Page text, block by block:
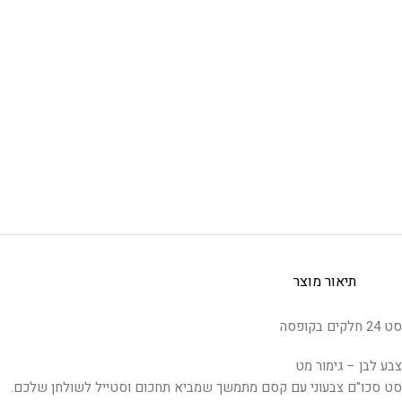
תיאור מוצר
סט 24 חלקים בקופסה
צבע לבן – גימור מט
סט סכו"ם צבעוני עם קסם מתמשך שמביא תחכום וסטייל לשולחן שלכם.